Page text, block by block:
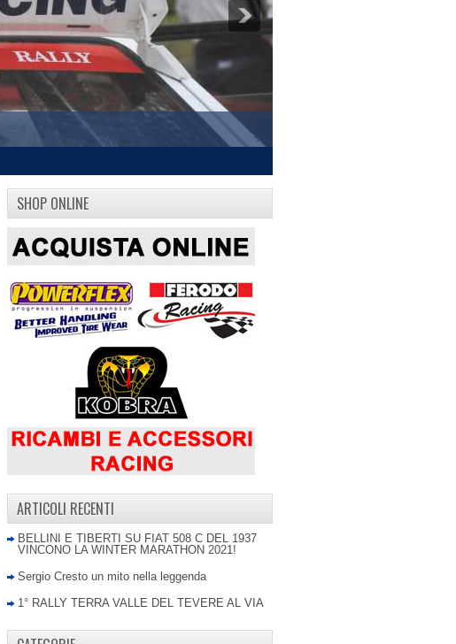
SHOP ONLINE
ARTICOLI RECENTI
BELLINI E TIBERTI SU FIAT 508 C DEL 1937
VINCONO LA WINTER MARATHON 2021!
Sergio Cresto un mito nella leggenda
1° RALLY TERRA VALLE DEL TEVERE AL VIA